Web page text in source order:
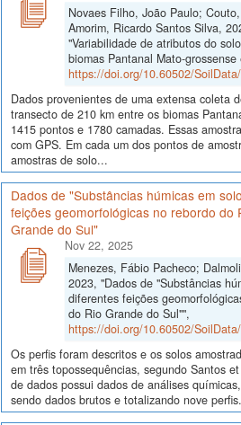
Novaes Filho, João Paulo;
Amorim, Ricardo Santos Silva,
"Variabilidade de atributos do
biomas Pantanal Mato-grossense
https://doi.org/10.60502/
Dados provenientes de uma extensa coleta
transecto de 210 km entre os biomas
1415 pontos e 1780 camadas. Essas
com GPS. Em cada um dos pontos de
amostras de solo...
Dados de "Substâncias húmicas em
feições geomorfológicas no rebordo do
Grande do Sul"
Nov 22, 2025
Menezes, Fábio Pacheco;
2023, "Dados de "Substâncias
diferentes feições
do Rio Grande do Sul"",
https://doi.org/10.60502/
Os perfis foram descritos e os solos
em três topossequências, segundo Santos
de dados possui dados de análises
sendo dados brutos e totalizando nove